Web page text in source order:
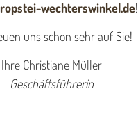
wechterswinkel.de!
uns schon sehr auf Sie!
Ihre Christiane Müller
Geschäftsführerin